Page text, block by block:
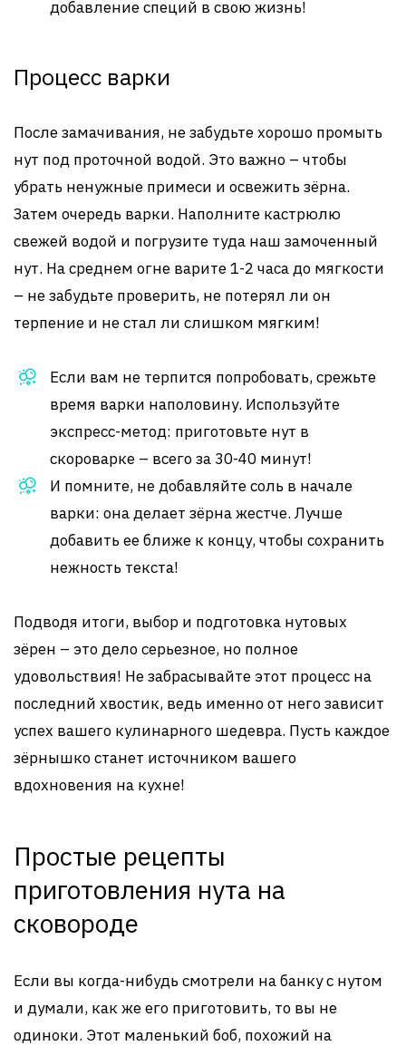
добавление специй в свою жизнь!
Процесс варки
После замачивания, не забудьте хорошо промыть
нут под проточной водой. Это важно – чтобы
убрать ненужные примеси и освежить зёрна.
Затем очередь варки. Наполните кастрюлю
свежей водой и погрузите туда наш замоченный
нут. На среднем огне варите 1-2 часа до мягкости
– не забудьте проверить, не потерял ли он
терпение и не стал ли слишком мягким!
Если вам не терпится попробовать, срежьте
время варки наполовину. Используйте
экспресс-метод: приготовьте нут в
скороварке – всего за 30-40 минут!
И помните, не добавляйте соль в начале
варки: она делает зёрна жестче. Лучше
добавить ее ближе к концу, чтобы сохранить
нежность текста!
Подводя итоги, выбор и подготовка нутовых
зёрен – это дело серьезное, но полное
удовольствия! Не забрасывайте этот процесс на
последний хвостик, ведь именно от него зависит
успех вашего кулинарного шедевра. Пусть каждое
зёрнышко станет источником вашего
вдохновения на кухне!
Простые рецепты
приготовления нута на
сковороде
Если вы когда-нибудь смотрели на банку с нутом
и думали, как же его приготовить, то вы не
одиноки. Этот маленький боб, похожий на